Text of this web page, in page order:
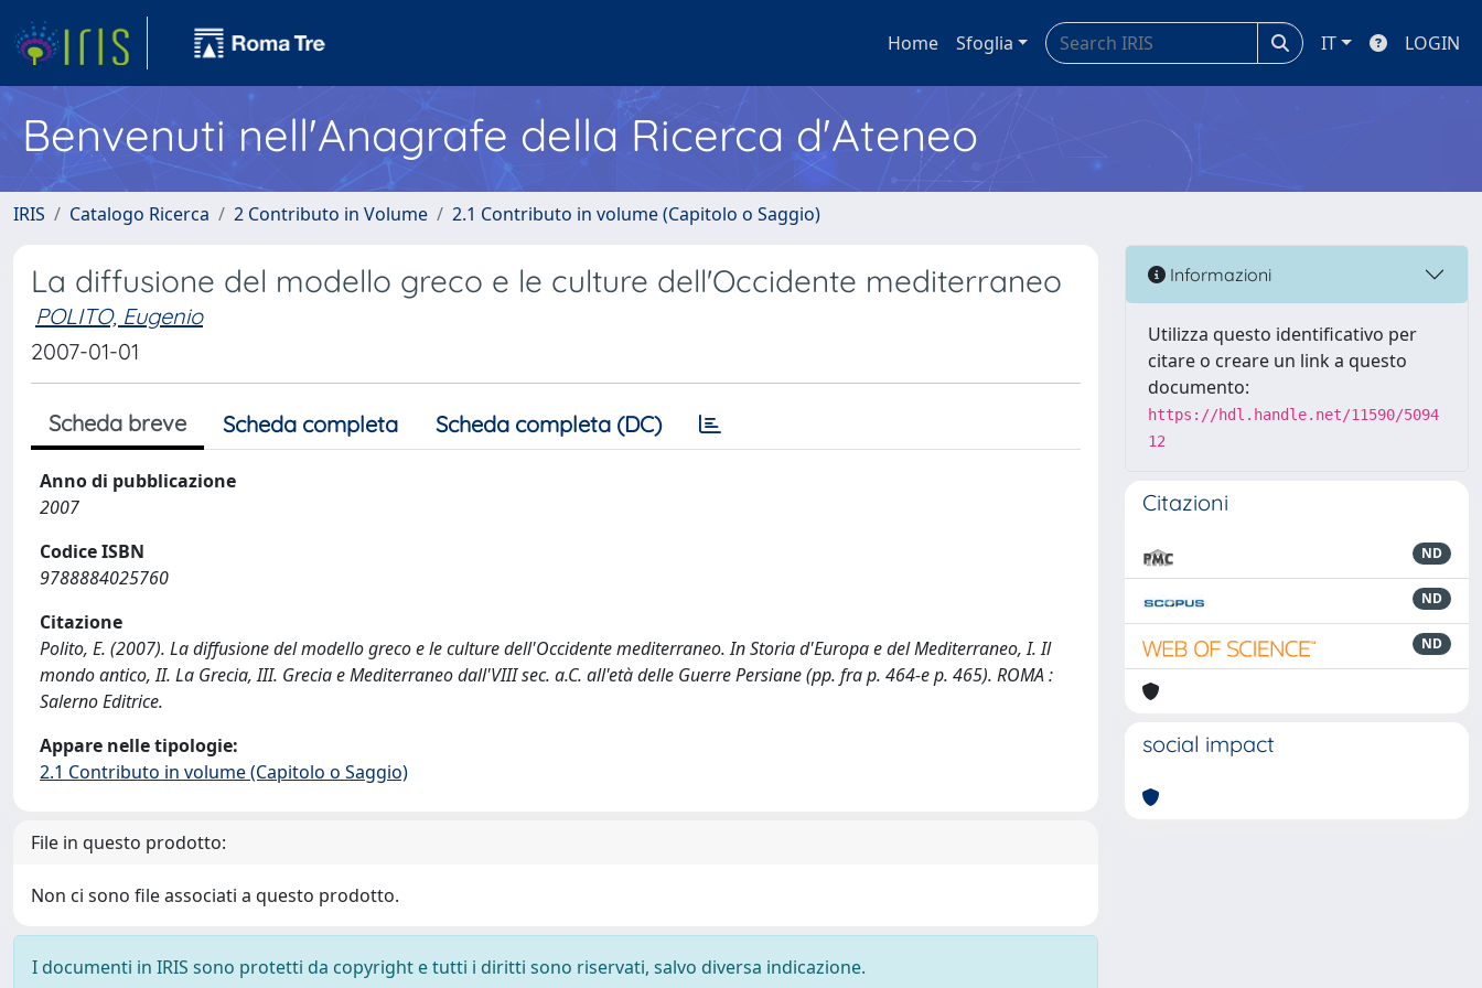
Home Sfoglia IT LOGIN
Benvenuti nell'Anagrafe della Ricerca d'Ateneo
IRIS Catalogo Ricerca 2 Contributo in Volume 2.1 Contributo in volume (Capitolo o Saggio)
La diffusione del modello greco e le culture dell'Occidente mediterraneo
POLITO, Eugenio
2007-01-01
Scheda breve Scheda completa Scheda completa (DC)
Anno di pubblicazione
2007
Codice ISBN
9788884025760
Citazione
Polito, E. (2007). La diffusione del modello greco e le culture dell'Occidente mediterraneo. In Storia d'Europa e del Mediterraneo, I. Il
mondo antico, II. La Grecia, III. Grecia e Mediterraneo dall'VIII sec. a.C. all'età delle Guerre Persiane (pp. fra p. 464-e p. 465). ROMA :
Salerno Editrice.
Appare nelle tipologie:
2.1 Contributo in volume (Capitolo o Saggio)
File in questo prodotto:
Non ci sono file associati a questo prodotto.
I documenti in IRIS sono protetti da copyright e tutti i diritti sono riservati, salvo diversa indicazione.
Informazioni
Utilizza questo identificativo per
citare o creare un link a questo
documento:
https://hdl.handle.net/11590/5094
12
Citazioni
ND
ND
ND
social impact